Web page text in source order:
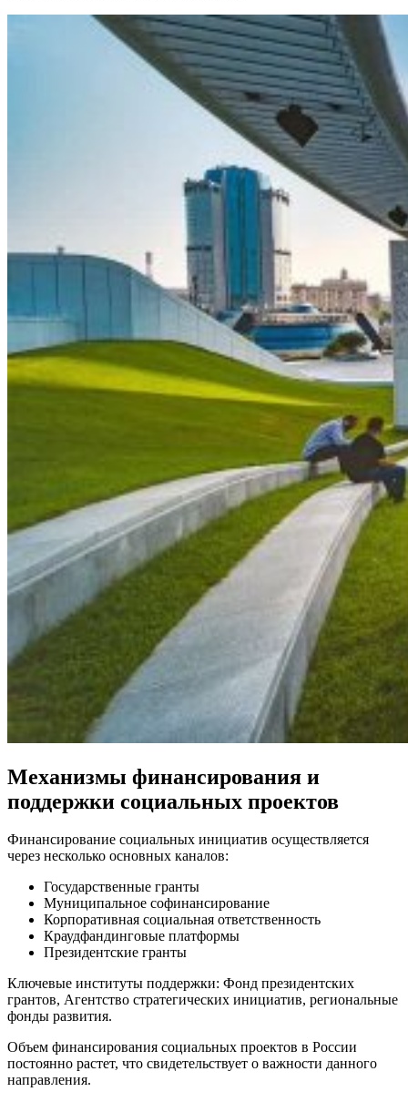
Механизмы финансирования и
поддержки социальных проектов
Финансирование социальных инициатив осуществляется
через несколько основных каналов:
Государственные гранты
Муниципальное софинансирование
Корпоративная социальная ответственность
Краудфандинговые платформы
Президентские гранты
Ключевые институты поддержки: Фонд президентских
грантов, Агентство стратегических инициатив, региональные
фонды развития.
Объем финансирования социальных проектов в России
постоянно растет, что свидетельствует о важности данного
направления.